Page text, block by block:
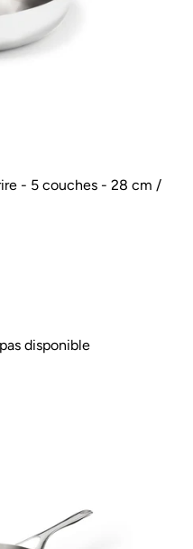
- 5 couches - 28 cm /
disponible